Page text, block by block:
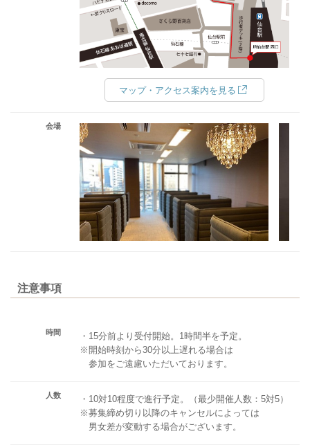
マップ・アクセス案内を見る
会場
注意事項
時間
・15分前より受付開始。1時間半を予定。
※開始時刻から30分以上遅れる場合は
参加をご遠慮いただいております。
人数
・10対10程度で進行予定。（最少開催人数：5対5）
※募集締め切り以降のキャンセルによっては
男女差が変動する場合がございます。